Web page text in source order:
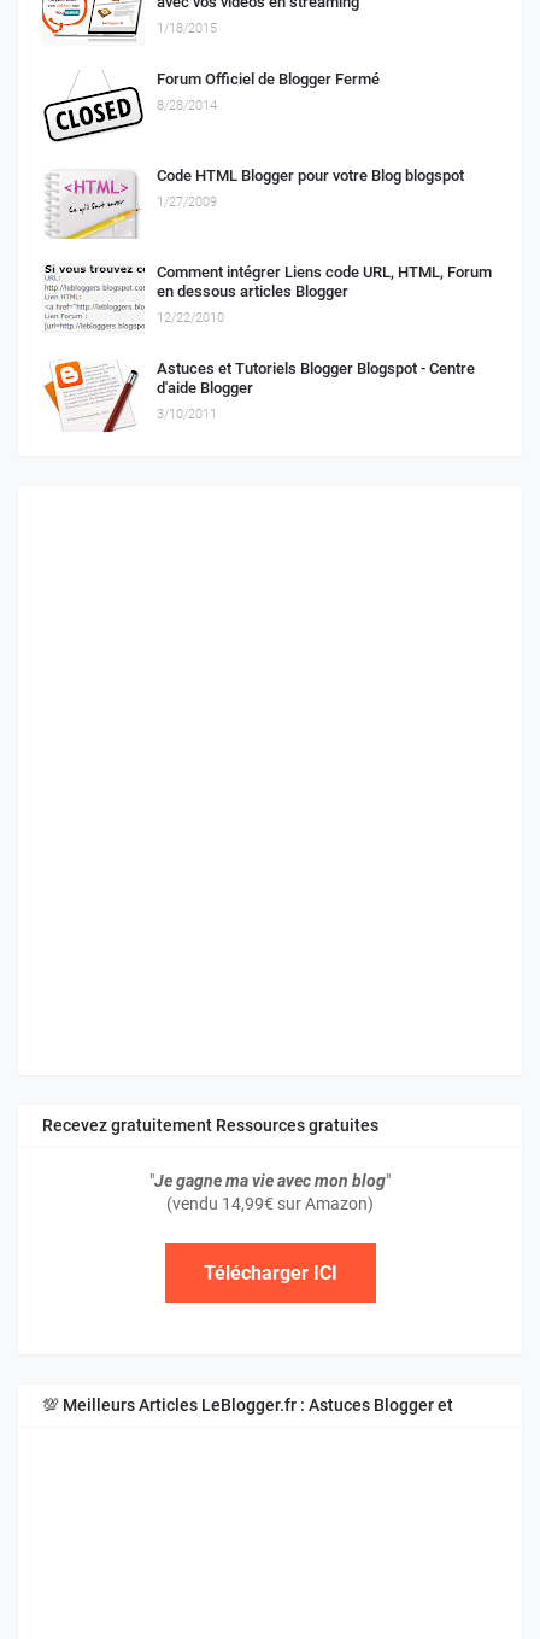
1/18/2015
Forum Officiel de Blogger Fermé
8/28/2014
Code HTML Blogger pour votre Blog blogspot
1/27/2009
Comment intégrer Liens code URL, HTML, Forum
en dessous articles Blogger
12/22/2010
Astuces et Tutoriels Blogger Blogspot - Centre
d'aide Blogger
3/10/2011
Recevez gratuitement Ressources gratuites
"Je gagne ma vie avec mon blog"
(vendu 14,99€ sur Amazon)
Télécharger ICI
💯 Meilleurs Articles LeBlogger.fr : Astuces Blogger et